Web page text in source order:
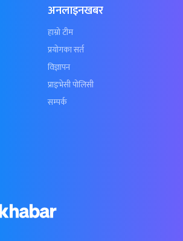
अनलाइनखबर
हाम्रो टीम
प्रयोगका सर्त
विज्ञापन
प्राइभेसी पोलिसी
सम्पर्क